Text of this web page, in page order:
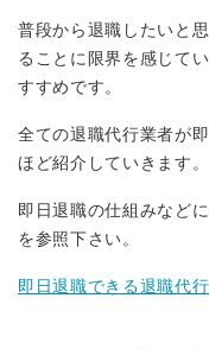
普段から退職したいと
ることに限界を感じて
すすめです。
全ての退職代行業者が
ほど紹介していきます。
即日退職の仕組みなど
を参照下さい。
即日退職できる退職代